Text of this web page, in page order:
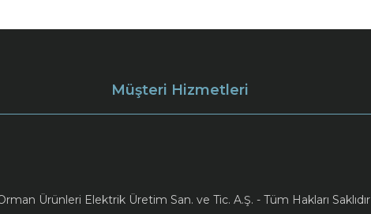
Müşteri Hizmetleri
Ürünleri Elektrik Üretim San. ve Tic. A.Ş. - Tüm Hakları Saklıdır